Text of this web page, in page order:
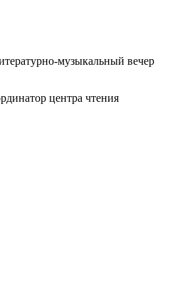
музыкальный вечер
центра чтения